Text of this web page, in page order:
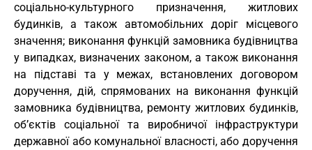
соціально-культурного призначення, житлових
будинків, а також автомобільних доріг місцевого
значення; виконання функцій замовника будівництва
у випадках, визначених законом, а також виконання
на підставі та у межах, встановлених договором
доручення, дій, спрямованих на виконання функцій
замовника будівництва, ремонту житлових будинків,
об’єктів соціальної та виробничої інфраструктури
державної або комунальної власності, або доручення